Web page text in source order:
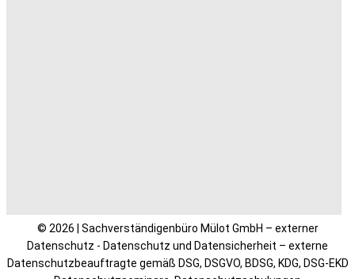
© 2026 | Sachverständigenbüro Mülot GmbH – externer
Datenschutz - Datenschutz und Datensicherheit – externe
Datenschutzbeauftragte gemäß DSG, DSGVO, BDSG, KDG, DSG-EKD